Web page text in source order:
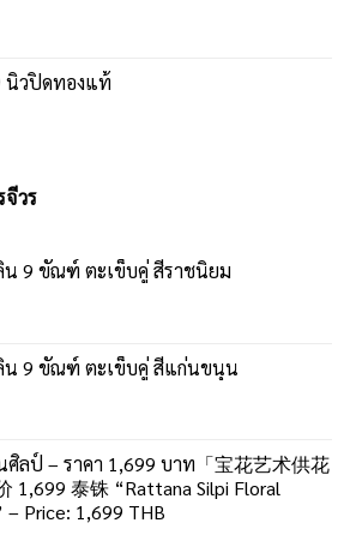
นิ้วปิดทองแท้
วร
น 9 ขัณฑ์ ตะเข็บคู่ สีราชนิยม
น 9 ขัณฑ์ ตะเข็บคู่ สีแก่นขนุน
ศิลป์ – ราคา 1,699 บาท「宝花艺术供花
1,699 泰铢 “Rattana Silpi Floral
– Price: 1,699 THB